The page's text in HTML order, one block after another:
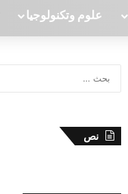
علوم وتكنولوجيا
نص